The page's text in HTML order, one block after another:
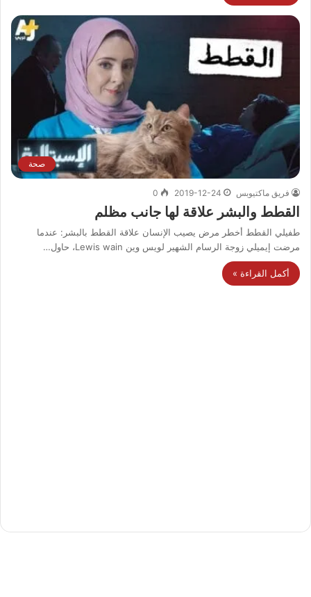
صحة
فريق ماكتيوبس 2019-12-24
0
القطط والبشر علاقة لها جانب مظلم
طفيلي القطط أخطر مرض يصيب الإنسان علاقة القطط بالبشر: عندما
مرضت إيميلي زوجة الرسام الشهير لويس وين Lewis wain، حاول…
أكمل القراءة »